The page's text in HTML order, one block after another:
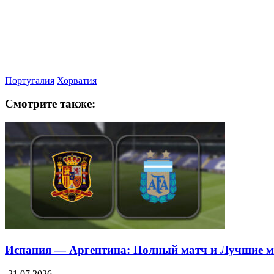
Португалия Хорватия
Смотрите также:
Испания — Аргентина: Полный матч и Лучшие